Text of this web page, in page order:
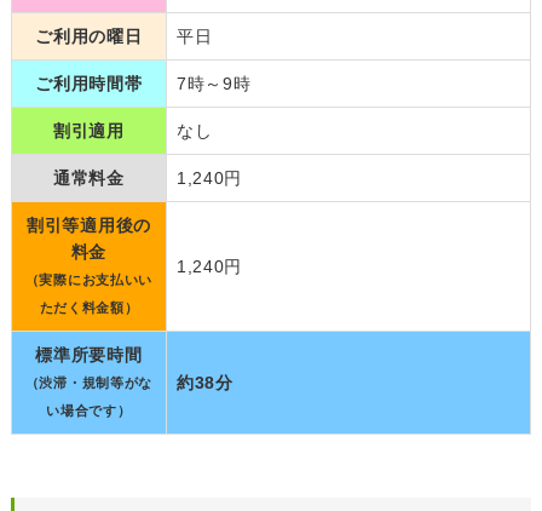
ご利用の曜日 平日
ご利用時間帯 7時～9時
割引適用 なし
通常料金 1,240円
割引等適用後の
料金
（実際にお支払いい
ただく料金額）
1,240円
標準所要時間
（渋滞・規制等がな
い場合です）
約38分